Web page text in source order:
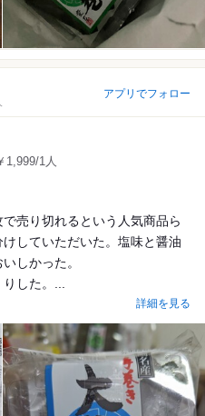
アプリでフォロー
1,999/1人
売り切れるという人気商品ら
していただいた。塩味と醤油
しかった。
した。...
詳細を見る